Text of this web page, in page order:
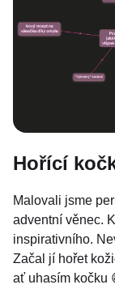
Hořící
Malovali jsme
adventní věnec.
inspirativního.
Začal jí hořet
ať uhasím kočku